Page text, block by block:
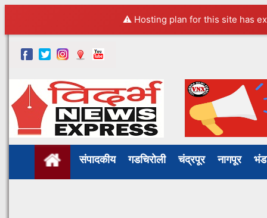
⚠️ Hosting plan for this site has
संपादकीय गडचिरोली चंद्रपूर नागपूर